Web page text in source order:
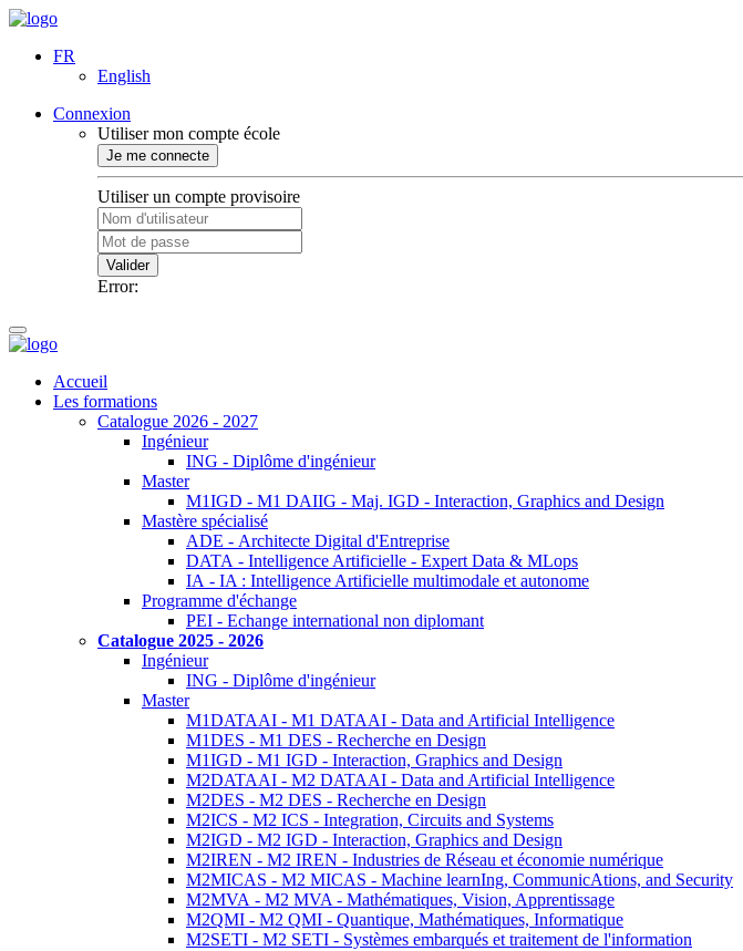
FR
English
Connexion
Utiliser mon compte école
Je me connecte
Utiliser un compte provisoire
Valider
Error:
Accueil
Les formations
Catalogue 2026 - 2027
Ingénieur
ING - Diplôme d'ingénieur
Master
M1IGD - M1 DAIIG - Maj. IGD - Interaction, Graphics and Design
Mastère spécialisé
ADE - Architecte Digital d'Entreprise
DATA - Intelligence Artificielle - Expert Data & MLops
IA - IA : Intelligence Artificielle multimodale et autonome
Programme d'échange
PEI - Echange international non diplomant
Catalogue 2025 - 2026
Ingénieur
ING - Diplôme d'ingénieur
Master
M1DATAAI - M1 DATAAI - Data and Artificial Intelligence
M1DES - M1 DES - Recherche en Design
M1IGD - M1 IGD - Interaction, Graphics and Design
M2DATAAI - M2 DATAAI - Data and Artificial Intelligence
M2DES - M2 DES - Recherche en Design
M2ICS - M2 ICS - Integration, Circuits and Systems
M2IGD - M2 IGD - Interaction, Graphics and Design
M2IREN - M2 IREN - Industries de Réseau et économie numérique
M2MICAS - M2 MICAS - Machine learnIng, CommunicAtions, and Security
M2MVA - M2 MVA - Mathématiques, Vision, Apprentissage
M2QMI - M2 QMI - Quantique, Mathématiques, Informatique
M2SETI - M2 SETI - Systèmes embarqués et traitement de l'information